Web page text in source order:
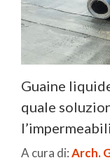
Guaine
quale
A cura di:Arch.